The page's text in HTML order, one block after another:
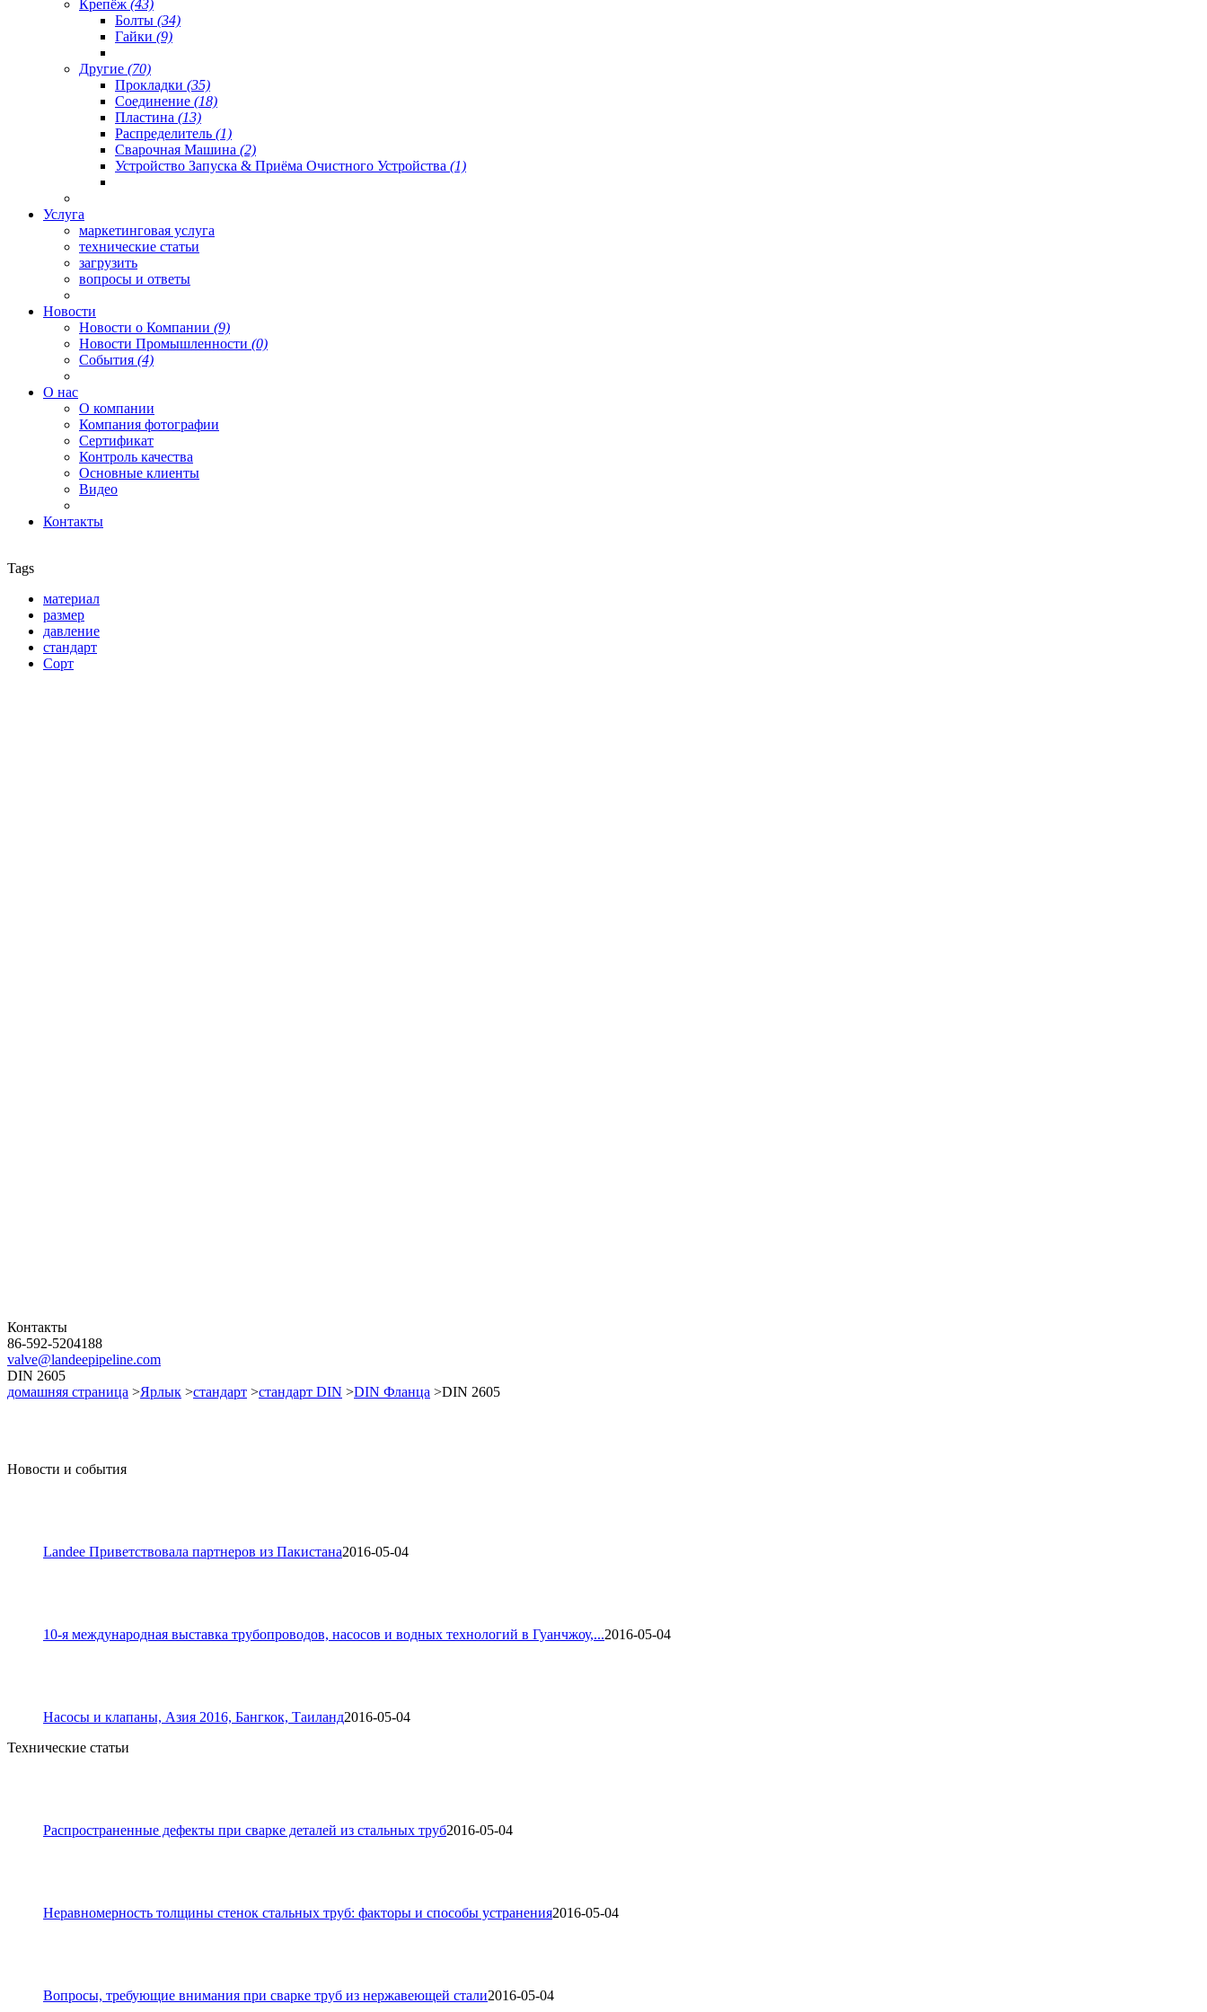
Крепёж (43)
Болты (34)
Гайки (9)
Другие (70)
Прокладки (35)
Соединение (18)
Пластина (13)
Распределитель (1)
Сварочная Машина (2)
Устройство Запуска & Приёма Очистного Устройства (1)
Услуга
маркетинговая услуга
технические статьи
загрузить
вопросы и ответы
Новости
Новости о Компании (9)
Новости Промышленности (0)
События (4)
О нас
О компании
Компания фотографии
Сертификат
Контроль качества
Основные клиенты
Видео
Контакты
Tags
материал
размер
давление
стандарт
Сорт
Контакты
86-592-5204188
valve@landeepipeline.com
DIN 2605
домашняя страница >Ярлык >стандарт >стандарт DIN >DIN Фланца >DIN 2605
Новости и события
Landee Приветствовала партнеров из Пакистана2016-05-04
10-я международная выставка трубопроводов, насосов и водных технологий в Гуанчжоу,...2016-05-04
Насосы и клапаны, Азия 2016, Бангкок, Таиланд2016-05-04
Технические статьи
Распространенные дефекты при сварке деталей из стальных труб2016-05-04
Неравномерность толщины стенок стальных труб: факторы и способы устранения2016-05-04
Вопросы, требующие внимания при сварке труб из нержавеющей стали2016-05-04